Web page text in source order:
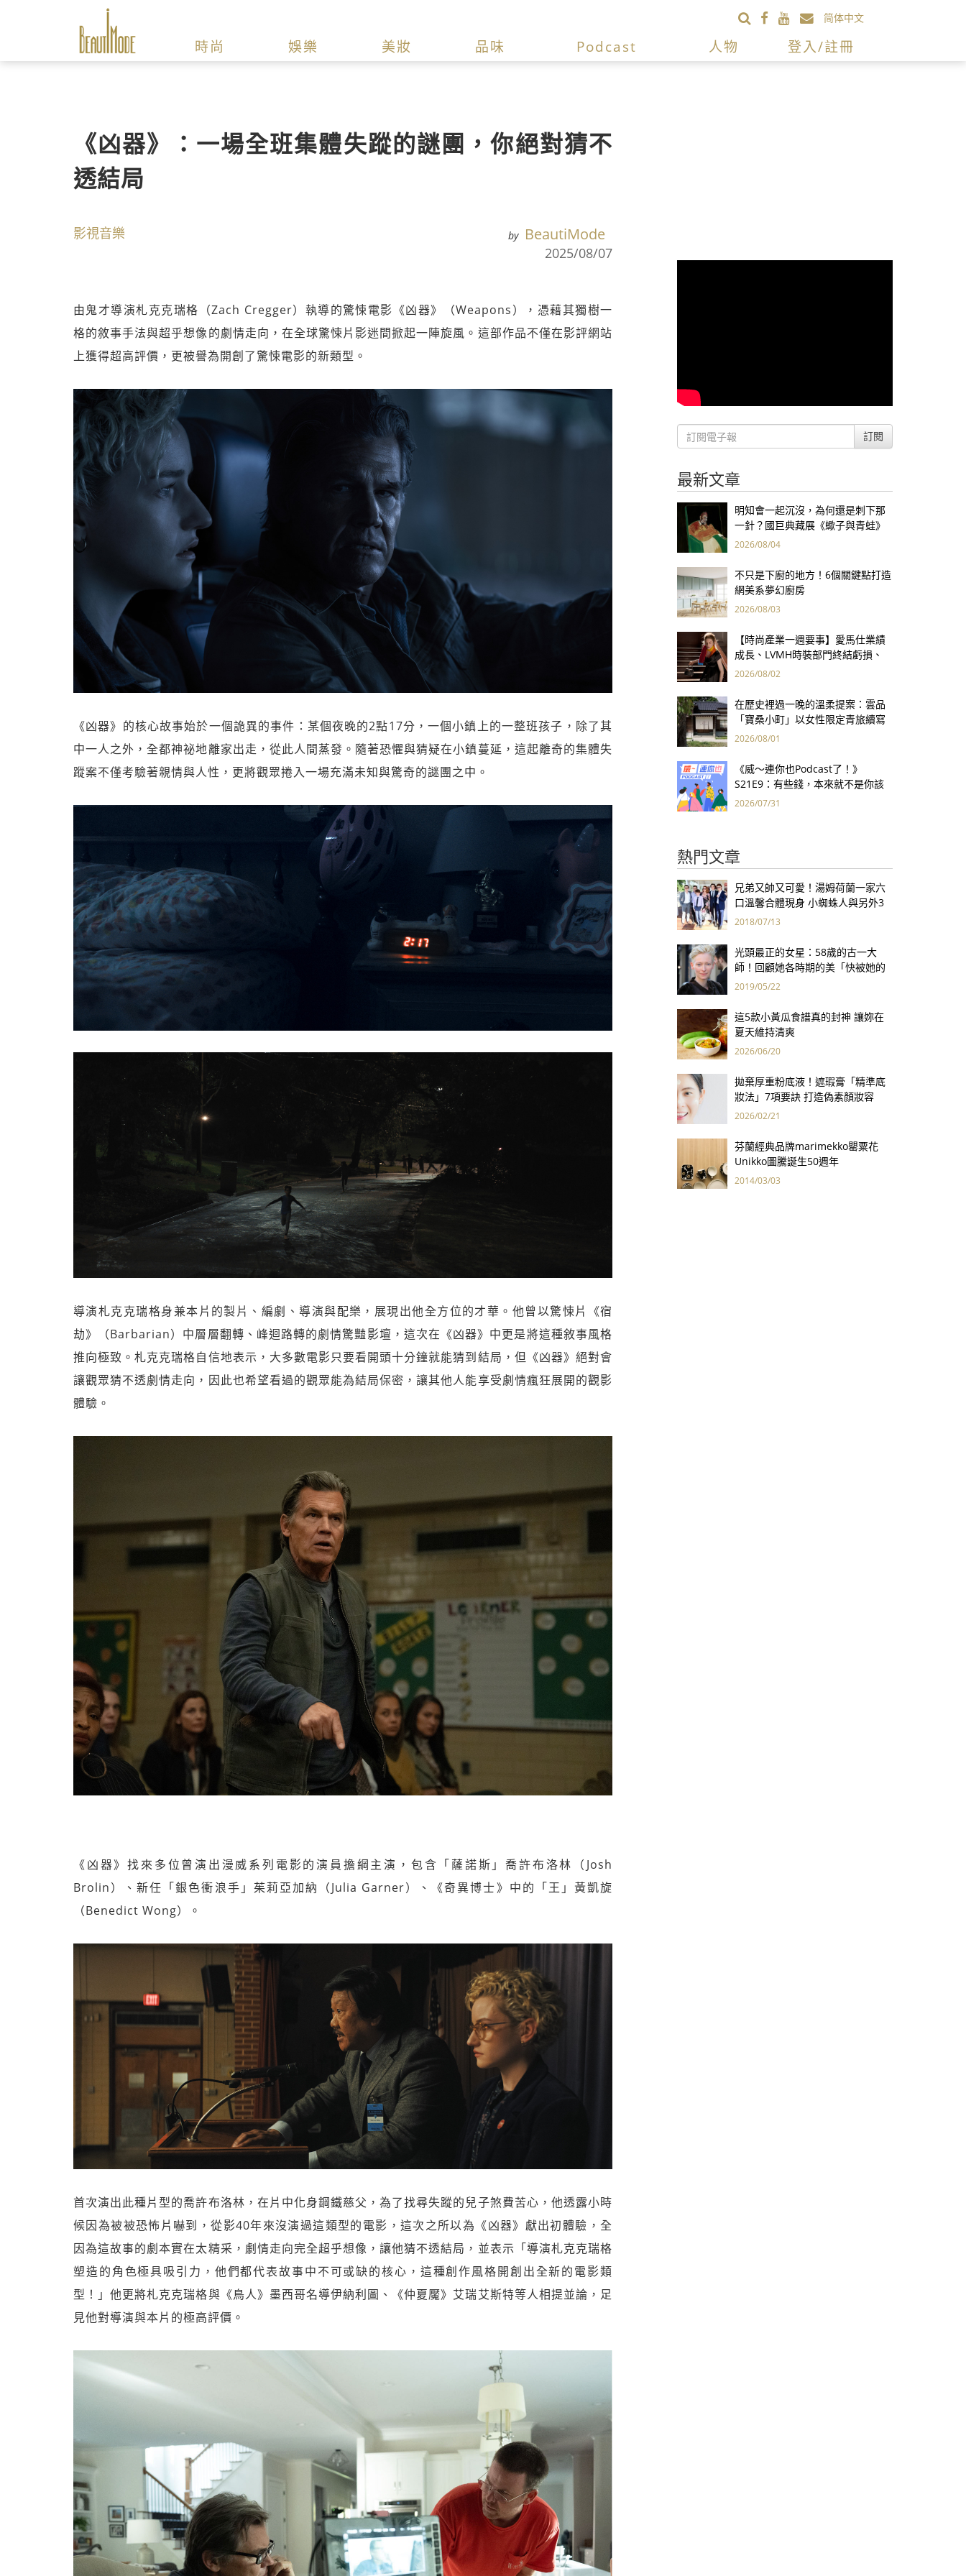
简体中文
時尚 娛樂 美妝 品味 Podcast 人物 登入/註冊
《凶器》：一場全班集體失蹤的謎團，你絕對猜不
透結局
影視音樂 by BeautiMode
2025/08/07
由鬼才導演札克克瑞格（Zach Cregger）執導的驚悚電影《凶器》（Weapons），憑藉其獨樹一
格的敘事手法與超乎想像的劇情走向，在全球驚悚片影迷間掀起一陣旋風。這部作品不僅在影評網站
上獲得超高評價，更被譽為開創了驚悚電影的新類型。
《凶器》的核心故事始於一個詭異的事件：某個夜晚的2點17分，一個小鎮上的一整班孩子，除了其
中一人之外，全都神祕地離家出走，從此人間蒸發。隨著恐懼與猜疑在小鎮蔓延，這起離奇的集體失
蹤案不僅考驗著親情與人性，更將觀眾捲入一場充滿未知與驚奇的謎團之中。
導演札克克瑞格身兼本片的製片、編劇、導演與配樂，展現出他全方位的才華。他曾以驚悚片《宿
劫》（Barbarian）中層層翻轉、峰迴路轉的劇情驚豔影壇，這次在《凶器》中更是將這種敘事風格
推向極致。札克克瑞格自信地表示，大多數電影只要看開頭十分鐘就能猜到結局，但《凶器》絕對會
讓觀眾猜不透劇情走向，因此也希望看過的觀眾能為結局保密，讓其他人能享受劇情瘋狂展開的觀影
體驗。
《凶器》找來多位曾演出漫威系列電影的演員擔綱主演，包含「薩諾斯」喬許布洛林（Josh
Brolin）、新任「銀色衝浪手」茱莉亞加納（Julia Garner）、《奇異博士》中的「王」黃凱旋
（Benedict Wong）。
首次演出此種片型的喬許布洛林，在片中化身鋼鐵慈父，為了找尋失蹤的兒子煞費苦心，他透露小時
候因為被被恐怖片嚇到，從影40年來沒演過這類型的電影，這次之所以為《凶器》獻出初體驗，全
因為這故事的劇本實在太精采，劇情走向完全超乎想像，讓他猜不透結局，並表示「導演札克克瑞格
塑造的角色極具吸引力，他們都代表故事中不可或缺的核心，這種創作風格開創出全新的電影類
型！」他更將札克克瑞格與《鳥人》墨西哥名導伊納利圖、《仲夏魘》艾瑞艾斯特等人相提並論，足
見他對導演與本片的極高評價。
訂閱
最新文章
明知會一起沉沒，為何還是刺下那
一針？國巨典藏展《蠍子與青蛙》
用66件名作拷問人性
2026/08/04
不只是下廚的地方！6個關鍵點打造
網美系夢幻廚房
2026/08/03
【時尚產業一週要事】愛馬仕業績
成長、LVMH時裝部門終結虧損、
Kering轉型策略初現成效、Prada
2026/08/02
在歷史裡過一晚的溫柔提案：雲品
「寶桑小町」以女性限定青旅續寫
台東老屋記憶
2026/08/01
《威～連你也Podcast了！》
S21E9：有些錢，本來就不是你該
賺的——讀《一個投機者的告白》
2026/07/31
熱門文章
兄弟又帥又可愛！湯姆荷蘭一家六
口溫馨合體現身 小蜘蛛人與另外3
個弟弟感情超好！
2018/07/13
光頭最正的女星：58歲的古一大
師！回顧她各時期的美「快被她的
空靈給吸進去了！」
2019/05/22
這5款小黃瓜食譜真的封神 讓妳在
夏天維持清爽
2026/06/20
拋棄厚重粉底液！遮瑕膏「精準底
妝法」7項要訣 打造偽素顏妝容
2026/02/21
芬蘭經典品牌marimekko罌粟花
Unikko圖騰誕生50週年
2014/03/03